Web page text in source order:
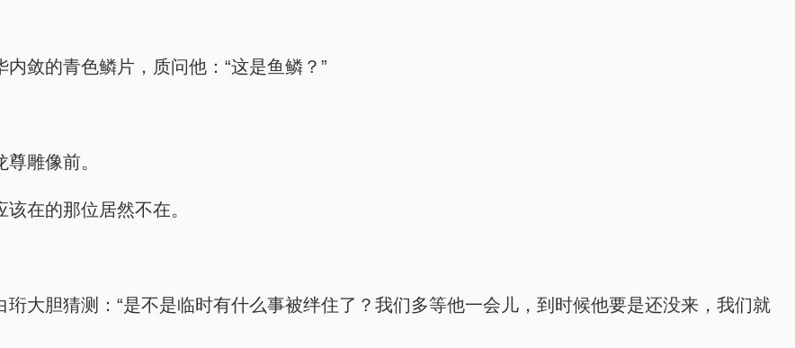
敛的青色鳞片，质问他：“这是鱼鳞？”
雕像前。
在的那位居然不在。
大胆猜测：“是不是临时有什么事被绊住了？我们多等他一会儿，到时候他要是还没来，我们就